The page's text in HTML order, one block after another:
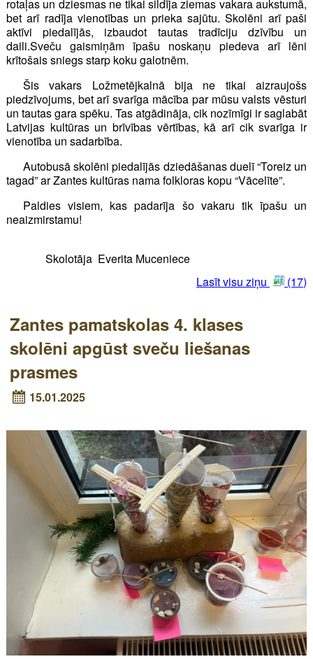
rotaļas un dziesmas ne tikai sildīja ziemas vakara aukstumā,
bet arī radīja vienotības un prieka sajūtu. Skolēni arī paši
aktīvi piedalījās, izbaudot tautas tradīciju dzīvību un
daili.Sveču gaismiņām īpašu noskaņu piedeva arī lēni
krītošais sniegs starp koku galotnēm.
Šis vakars Ložmetējkalnā bija ne tikai aizraujošs
piedzīvojums, bet arī svarīga mācība par mūsu valsts vēsturi
un tautas gara spēku. Tas atgādināja, cik nozīmīgi ir saglabāt
Latvijas kultūras un brīvības vērtības, kā arī cik svarīga ir
vienotība un sadarbība.
Autobusā skolēni piedalījās dziedāšanas duelī “Toreiz un
tagad” ar Zantes kultūras nama folkloras kopu “Vācelīte”.
Paldies visiem, kas padarīja šo vakaru tik īpašu un
neaizmirstamu!
Skolotāja Everita Muceniece
Lasīt visu ziņu
(17)
Zantes pamatskolas 4. klases
skolēni apgūst sveču liešanas
prasmes
15.01.2025